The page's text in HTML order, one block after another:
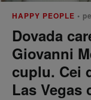
HAPPY PEOPLE •
Dovada
Giovanni
cuplu. Cei
Las Vegas